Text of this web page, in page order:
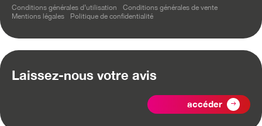
Conditions générales d’utilisation
Conditions générales de vente
Mentions légales
Politique de confidentialité
Laissez-nous votre avis
accéder